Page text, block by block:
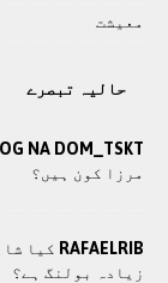
معيشت
حالیہ تبصرے
NA DOM_TSKT
مرزا کون ہیں؟
RAFAELRIB کیا
زیادہ بولنگ ہے؟